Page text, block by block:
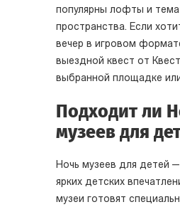
популярны лофты и
пространства. Если
вечер в игровом
выездной квест от
выбранной площадке
Подходит ли
музеев для
Ночь музеев для детей
ярких детских
музеи готовят